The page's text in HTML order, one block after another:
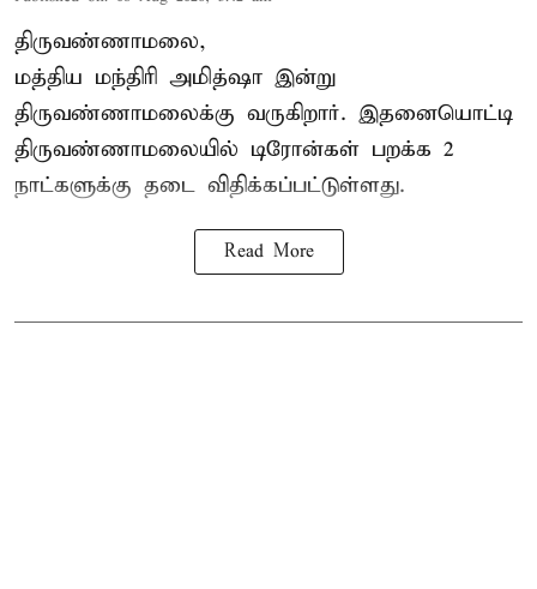
திருவண்ணாமலை,
மத்திய மந்திரி அமித்ஷா இன்று
திருவண்ணாமலைக்கு வருகிறார். இதனையொட்டி
திருவண்ணாமலையில் டிரோன்கள் பறக்க 2
நாட்களுக்கு தடை விதிக்கப்பட்டுள்ளது.
Read More